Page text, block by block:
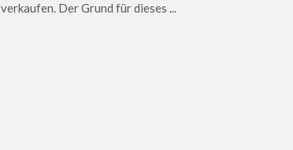
Der Grund für dieses ...